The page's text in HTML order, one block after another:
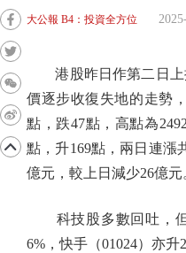
大公報 B4：投資全方位
港股昨日作第二日上
價逐步收復失地的走勢
點，跌47點，高點為
點，升169點，兩日連漲
億元，較上日減少26億元
科技股多數回吐，但
6%，快手（01024）亦升